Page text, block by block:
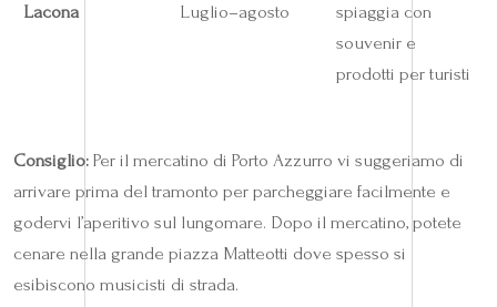
Lacona Luglio–agosto
spiaggia con
souvenir e
prodotti per turisti
Consiglio: Per il mercatino di Porto Azzurro vi suggeriamo di
arrivare prima del tramonto per parcheggiare facilmente e
godervi l’aperitivo sul lungomare. Dopo il mercatino, potete
cenare nella grande piazza Matteotti dove spesso si
esibiscono musicisti di strada.